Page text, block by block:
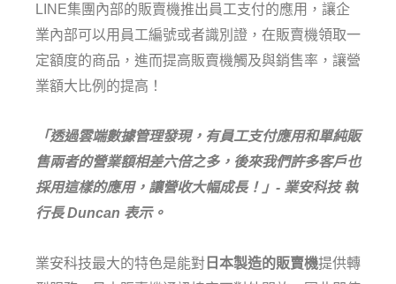
LINE集團內部的販賣機推出員工支付的應用，讓企
業內部可以用員工編號或者識別證，在販賣機領取一
定額度的商品，進而提高販賣機觸及與銷售率，讓營
業額大比例的提高！
「透過雲端數據管理發現，有員工支付應用和單純販
售兩者的營業額相差六倍之多，後來我們許多客戶也
採用這樣的應用，讓營收大幅成長！」- 業安科技 執
行長 Duncan 表示。
業安科技最大的特色是能對 日本製造的販賣機提供轉